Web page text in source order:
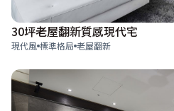
30坪老屋翻新質感現代宅
現代風 標準格局 老屋翻新